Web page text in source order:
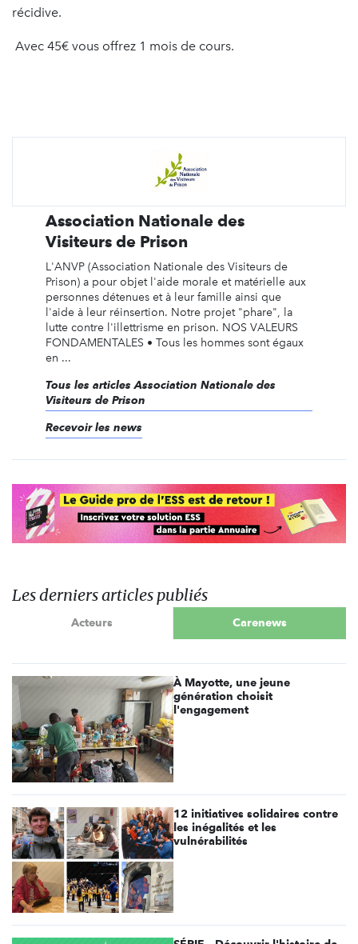
récidive.
Avec 45€ vous offrez 1 mois de cours.
Association Nationale des
Visiteurs de Prison
L'ANVP (Association Nationale des Visiteurs de
Prison) a pour objet l'aide morale et matérielle aux
personnes détenues et à leur famille ainsi que
l'aide à leur réinsertion. Notre projet "phare", la
lutte contre l'illettrisme en prison. NOS VALEURS
FONDAMENTALES • Tous les hommes sont égaux
en ...
Tous les articles Association Nationale des
Visiteurs de Prison
Recevoir les news
Les derniers articles publiés
Acteurs Carenews
À Mayotte, une jeune
génération choisit
l'engagement
12 initiatives solidaires contre
les inégalités et les
vulnérabilités